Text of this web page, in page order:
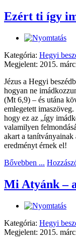
Ezért ti így
Kategória: Hegyi
Megjelent: 2015.
Jézus a Hegyi
hogyan ne
(Mt 6,9) – és utána
emlegetett
hogy ez az „így
valamilyen
akart a
eredményt érnek el!
Bővebben ...
Mi Atyánk –
Kategória: Hegyi
Megjelent: 2015.